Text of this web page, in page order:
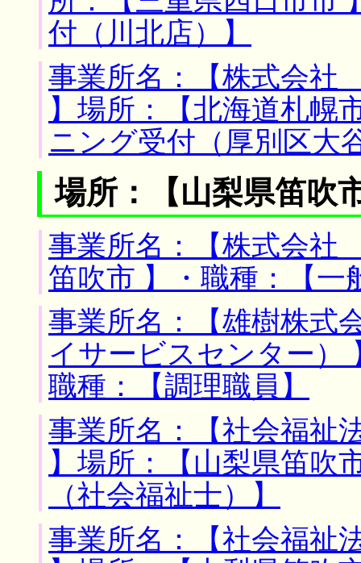
付（川北店）】
事業所名：【株式会
】場所：【北海道札幌
ニング受付（厚別区
場所：【山梨県笛吹
事業所名：【株式会社
笛吹市 】・職種：【一
事業所名：【雄樹株式
イサービスセンター）
職種：【調理職員】
事業所名：【社会福祉
】場所：【山梨県笛吹
（社会福祉士）】
事業所名：【社会福祉